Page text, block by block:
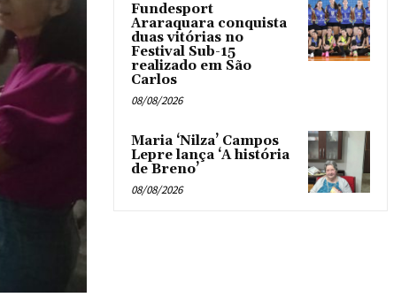
Fundesport
Araraquara conquista
duas vitórias no
Festival Sub-15
realizado em São
Carlos
08/08/2026
Maria ‘Nilza’ Campos
Lepre lança ‘A história
de Breno’
08/08/2026